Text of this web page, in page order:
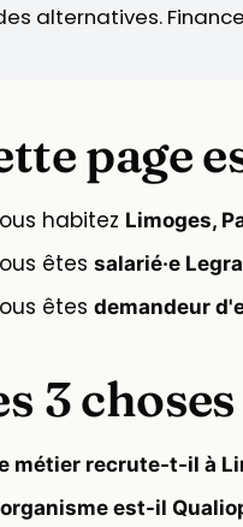
alternatives.
page
habitez Limoges,
êtes salarié·e
êtes demandeur
3
métier recrute-t-il à
est-il